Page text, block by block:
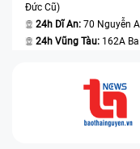
Đức Cũ)
24h Dĩ An: 70 Nguyễn
24h Vũng Tàu: 162A